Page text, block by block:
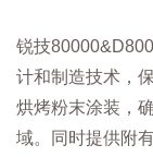
锐技
计和制造技术，
烘烤粉末涂装，
域。同时提供附